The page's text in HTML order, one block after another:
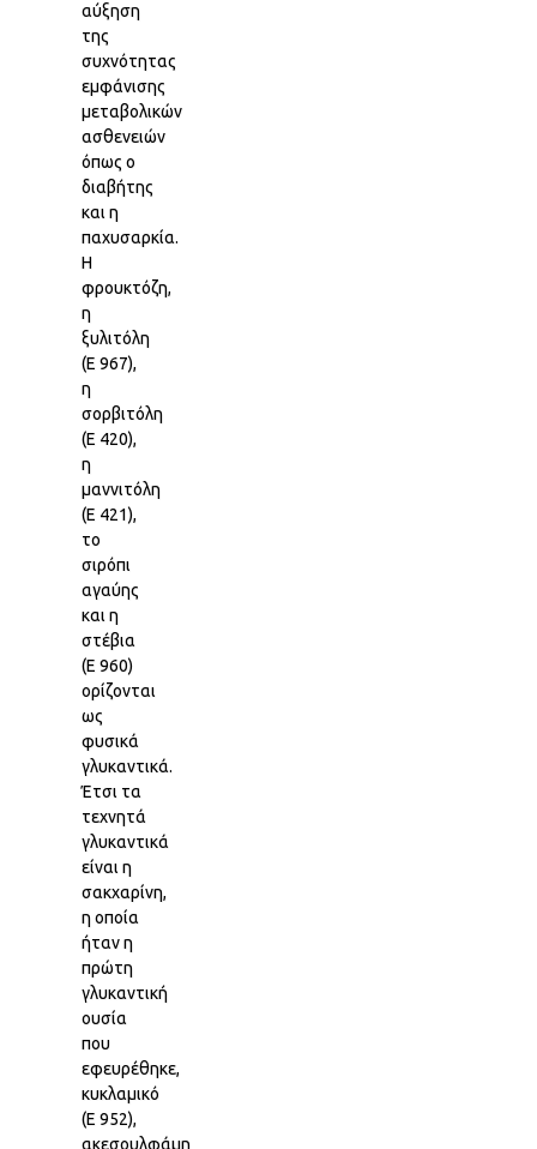
αύξηση
της
συχνότητας
εμφάνισης
μεταβολικών
ασθενειών
όπως ο
διαβήτης
και η
παχυσαρκία.
Η
φρουκτόζη,
η
ξυλιτόλη
(Ε 967),
η
σορβιτόλη
(Ε 420),
η
μαννιτόλη
(Ε 421),
το
σιρόπι
αγαύης
και η
στέβια
(Ε 960)
ορίζονται
ως
φυσικά
γλυκαντικά.
Έτσι τα
τεχνητά
γλυκαντικά
είναι η
σακχαρίνη,
η οποία
ήταν η
πρώτη
γλυκαντική
ουσία
που
εφευρέθηκε,
κυκλαμικό
(Ε 952),
ακεσουλφάμη